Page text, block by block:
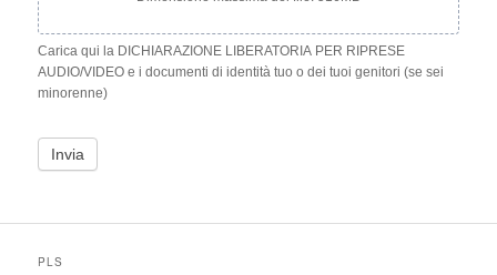
Carica qui la DICHIARAZIONE LIBERATORIA PER RIPRESE
AUDIO/VIDEO e i documenti di identità tuo o dei tuoi genitori (se sei
minorenne)
Invia
PLS